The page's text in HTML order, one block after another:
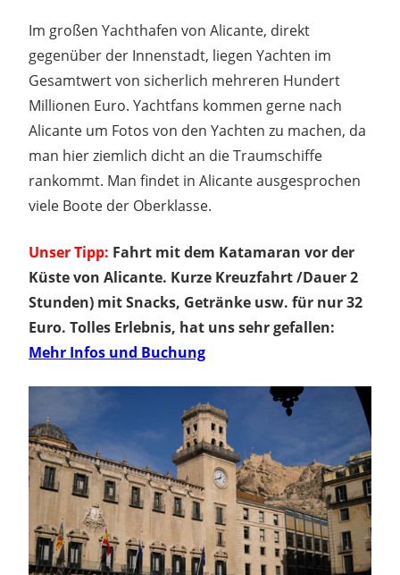
Im großen Yachthafen von Alicante, direkt
gegenüber der Innenstadt, liegen Yachten im
Gesamtwert von sicherlich mehreren Hundert
Millionen Euro. Yachtfans kommen gerne nach
Alicante um Fotos von den Yachten zu machen, da
man hier ziemlich dicht an die Traumschiffe
rankommt. Man findet in Alicante ausgesprochen
viele Boote der Oberklasse.
Unser Tipp: Fahrt mit dem Katamaran vor der
Küste von Alicante. Kurze Kreuzfahrt /Dauer 2
Stunden) mit Snacks, Getränke usw. für nur 32
Euro. Tolles Erlebnis, hat uns sehr gefallen:
Mehr Infos und Buchung